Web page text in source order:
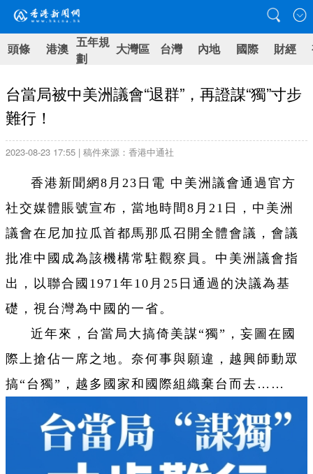
頭條 港澳 五年規
劃
大灣區 台灣 內地 國際 財經
台當局被中美洲議會“退群”，再證謀“獨”寸步
難行！
2023-08-23 17:55 | 稿件來源：香港中通社
香港新聞網8月23日電 中美洲議會通過官方
社交媒體賬號宣布，當地時間8月21日，中美洲
議會在尼加拉瓜首都馬那瓜召開全體會議，會議
批准中國成為該機構常駐觀察員。中美洲議會指
出，以聯合國1971年10月25日通過的決議為基
礎，視台灣為中國的一省。
近年來，台當局大搞倚美謀“獨”，妄圖在國
際上搶佔一席之地。奈何事與願違，越興師動眾
搞“台獨”，越多國家和國際組織棄台而去……